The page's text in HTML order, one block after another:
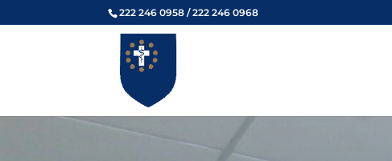
222 246 0958 / 222 246 0968